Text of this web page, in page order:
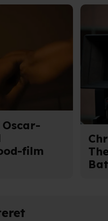
"Cookiedeklaration". Dine
på vores hjemmeside.
kan blive delt med vores
vores
film